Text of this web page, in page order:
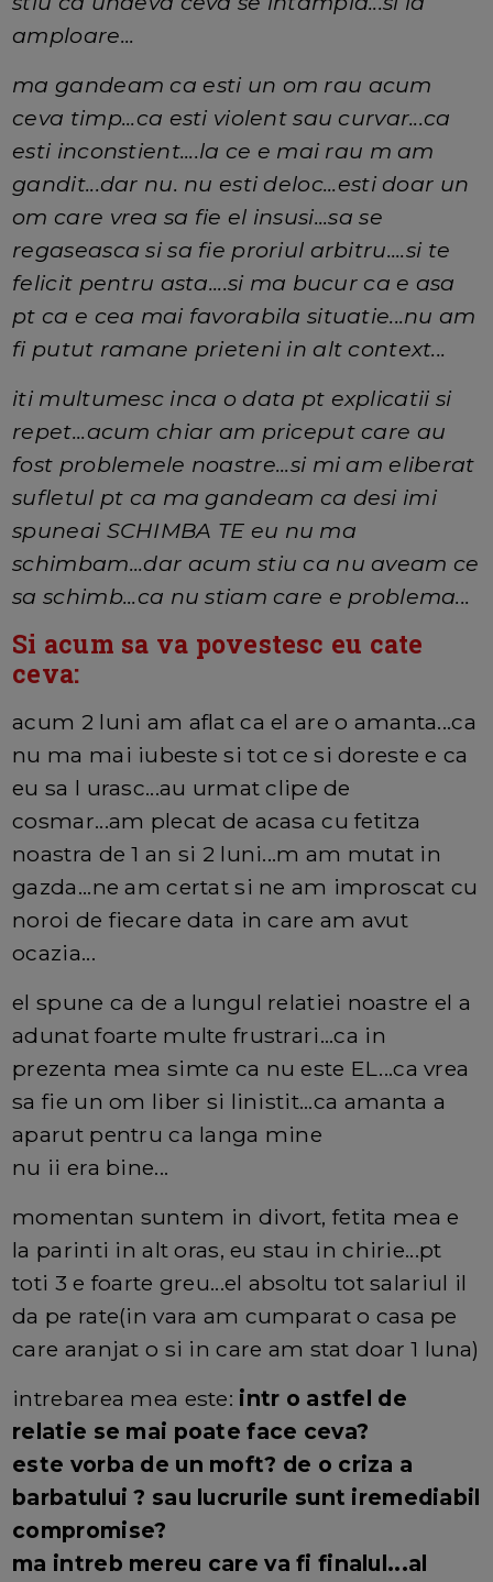
amploare...
ma gandeam ca esti un om rau acum
ceva timp...ca esti violent sau curvar...ca
esti inconstient....la ce e mai rau m am
gandit...dar nu. nu esti deloc...esti doar un
om care vrea sa fie el insusi...sa se
regaseasca si sa fie proriul arbitru....si te
felicit pentru asta....si ma bucur ca e asa
pt ca e cea mai favorabila situatie...nu am
fi putut ramane prieteni in alt context...
iti multumesc inca o data pt explicatii si
repet...acum chiar am priceput care au
fost problemele noastre...si mi am eliberat
sufletul pt ca ma gandeam ca desi imi
spuneai SCHIMBA TE eu nu ma
schimbam...dar acum stiu ca nu aveam ce
sa schimb...ca nu stiam care e problema...
Si acum sa va povestesc eu cate
ceva:
acum 2 luni am aflat ca el are o amanta...ca
nu ma mai iubeste si tot ce si doreste e ca
eu sa l urasc...au urmat clipe de
cosmar...am plecat de acasa cu fetitza
noastra de 1 an si 2 luni...m am mutat in
gazda...ne am certat si ne am improscat cu
noroi de fiecare data in care am avut
ocazia...
el spune ca de a lungul relatiei noastre el a
adunat foarte multe frustrari...ca in
prezenta mea simte ca nu este EL...ca vrea
sa fie un om liber si linistit...ca amanta a
aparut pentru ca langa mine
nu ii era bine...
momentan suntem in divort, fetita mea e
la parinti in alt oras, eu stau in chirie...pt
toti 3 e foarte greu...el absoltu tot salariul il
da pe rate(in vara am cumparat o casa pe
care aranjat o si in care am stat doar 1 luna)
intrebarea mea este: intr o astfel de
relatie se mai poate face ceva?
este vorba de un moft? de o criza a
barbatului ? sau lucrurile sunt iremediabil
compromise?
ma intreb mereu care va fi finalul...al